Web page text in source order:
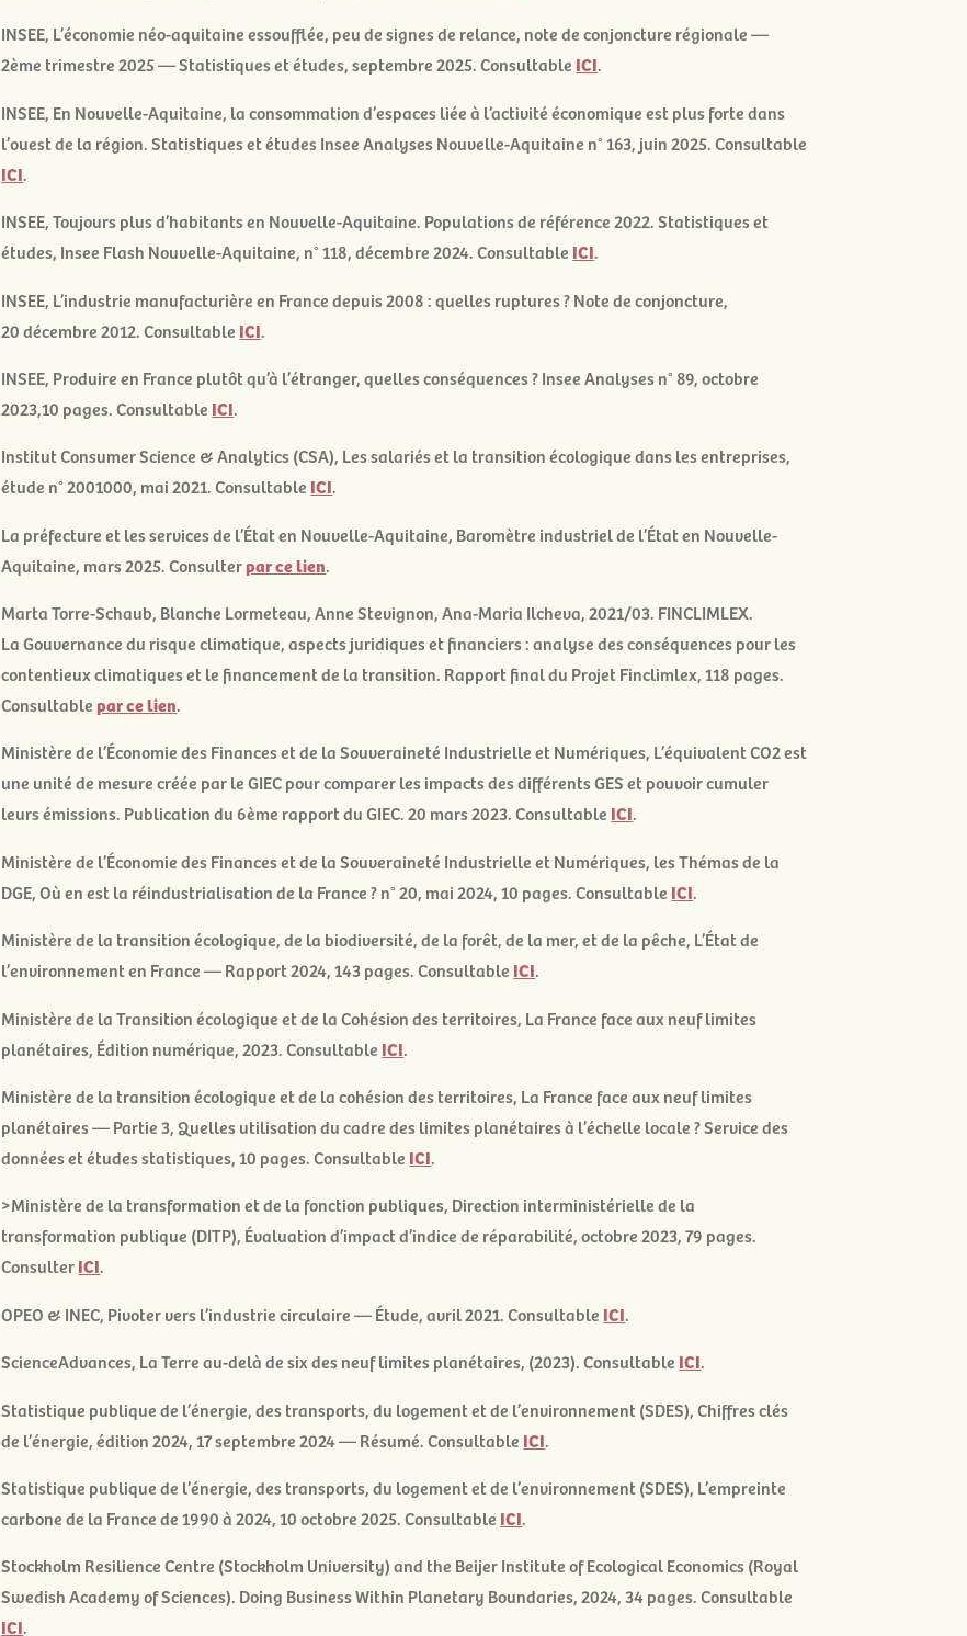
INSEE, L’économie néo-aquitaine essoufflée, peu de signes de relance, note de conjoncture régionale —
2ème trimestre 2025 — Statistiques et études, septembre 2025. Consultable ICI.
INSEE, En Nouvelle-Aquitaine, la consommation d’espaces liée à l’activité économique est plus forte dans
l’ouest de la région. Statistiques et études Insee Analyses Nouvelle-Aquitaine n° 163, juin 2025. Consultable
ICI.
INSEE,Toujours plus d’habitants en Nouvelle-Aquitaine. Populations de référence 2022. Statistiques et
études, Insee Flash Nouvelle-Aquitaine, n° 118, décembre 2024. Consultable ICI.
INSEE, L’industrie manufacturière en France depuis 2008 : quelles ruptures ?Note de conjoncture,
20 décembre 2012. Consultable ICI.
INSEE, Produire en France plutôt qu’à l’étranger, quelles conséquences ?Insee Analyses n° 89, octobre
2023,10 pages. Consultable ICI.
Institut Consumer Science & Analytics (CSA), Les salariés et la transition écologique dans les entreprises,
étude n° 2001000, mai 2021. Consultable ICI.
La préfecture et les services de l’État en Nouvelle-Aquitaine, Baromètre industriel de l’État en Nouvelle-
Aquitaine, mars 2025. Consulterpar ce lien.
Marta Torre-Schaub, Blanche Lormeteau, Anne Stevignon, Ana-Maria Ilcheva, 2021/03. FINCLIMLEX.
La Gouvernance du risque climatique, aspects juridiques et financiers : analyse des conséquences pour les
contentieux climatiques et le financement de la transition. Rapport final du Projet Finclimlex, 118 pages.
Consultablepar ce lien.
Ministère de l’Économie des Finances et de la Souveraineté Industrielle et Numériques, L’équivalent CO2est
une unité de mesure créée par le GIEC pour comparer les impacts des différents GES et pouvoir cumuler
leurs émissions. Publication du 6ème rapport du GIEC. 20 mars 2023. Consultable ICI.
Ministère de l’Économie des Finances et de la Souveraineté Industrielle et Numériques, les Thémas de la
DGE, Où en est la réindustrialisation de la France ?n° 20, mai 2024, 10 pages. Consultable ICI.
Ministère de la transition écologique, de la biodiversité, de la forêt, de la mer, et de la pêche, L’État de
l’environnement en France— Rapport 2024, 143 pages. Consultable ICI.
Ministère de la Transition écologique et de la Cohésion des territoires, La France face aux neuf limites
planétaires, Édition numérique, 2023. Consultable ICI.
Ministère de la transition écologique et de la cohésion des territoires, La France face aux neuf limites
planétaires — Partie 3, Quelles utilisation du cadre des limites planétaires à l’échelle locale ? Service des
données et études statistiques, 10 pages. Consultable ICI.
>Ministère de la transformation et de la fonction publiques, Direction interministérielle de la
transformation publique (DITP), Évaluation d’impact d’indice de réparabilité, octobre 2023, 79 pages.
ConsulterICI.
OPEO & INEC, Pivoter vers l’industrie circulaire — Étude, avril 2021. Consultable ICI.
ScienceAdvances, La Terre au-delà de six des neuf limites planétaires, (2023). Consultable ICI.
Statistique publique de l’énergie, des transports, du logement et de l’environnement (SDES), Chiffres clés
de l’énergie, édition 2024, 17 septembre 2024 — Résumé. Consultable ICI.
Statistique publique de l’énergie, des transports, du logement et de l’environnement (SDES), L’empreinte
carbone de la France de 1990 à 2024, 10 octobre 2025. Consultable ICI.
Stockholm Resilience Centre (Stockholm University) and the Beijer Institute of Ecological Economics (Royal
Swedish Academy of Sciences). Doing Business Within Planetary Boundaries, 2024, 34 pages. Consultable
ICI.